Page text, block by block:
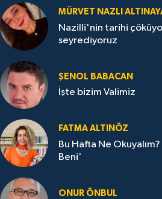
MÜRVET NAZLI
Nazilli'nin tarihi
seyrediyoruz
ŞENOL BABACAN
İşte bizim Valimiz
FATMA ALTINÖZ
Bu Hafta Ne
Beni'
ONUR ÖNBUL